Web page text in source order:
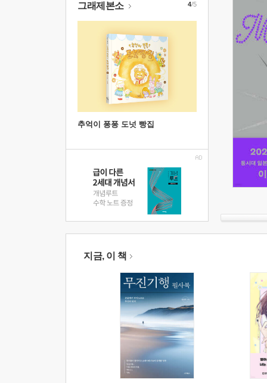
그래제본소
추억이 퐁퐁 도넛 빵집
4/5
지금, 이 책